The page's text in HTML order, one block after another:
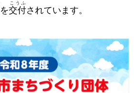
を交付
こうふ
されています。